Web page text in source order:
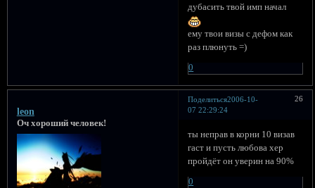
дубасить твой имп начал
ему твои визы с дефом как
раз плюнуть =)
0
Поделиться 26
2006-10-
07 22:29:24
leon
Оч хороший человек!
ты неправ в корни 10 визав
гаст и пусть любова хер
пройдёт он уверин на 90%
0